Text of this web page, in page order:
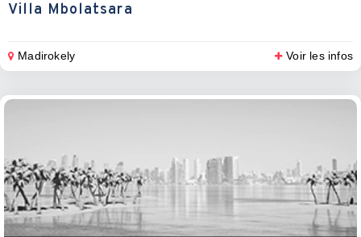
Villa Mbolatsara
Madirokely Voir les infos